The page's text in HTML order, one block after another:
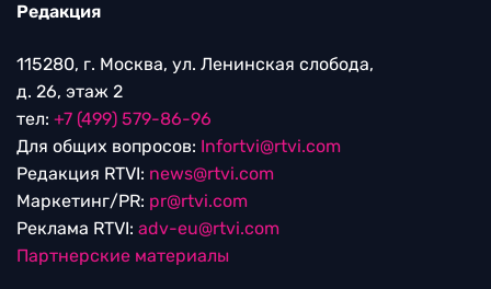
Редакция
115280, г. Москва, ул. Ленинская слобода,
д. 26, этаж 2
тел: +7 (499) 579-86-96
Для общих вопросов: Infortvi@rtvi.com
Редакция RTVI: news@rtvi.com
Маркетинг/PR: pr@rtvi.com
Реклама RTVI: adv-eu@rtvi.com
Партнерские материалы